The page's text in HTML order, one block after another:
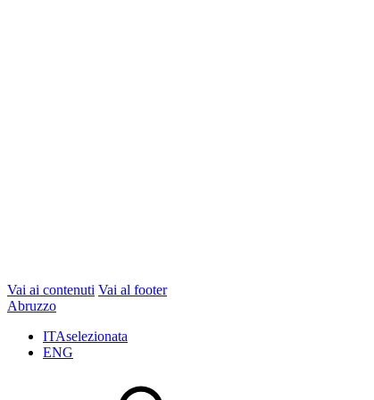
Vai ai contenuti Vai al footer
Abruzzo
ITAselezionata
ENG